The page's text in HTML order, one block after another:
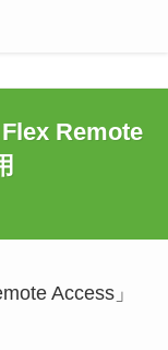
Remote
Access」